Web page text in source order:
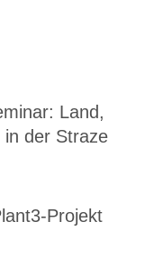
Land,
der Straze
Projekt